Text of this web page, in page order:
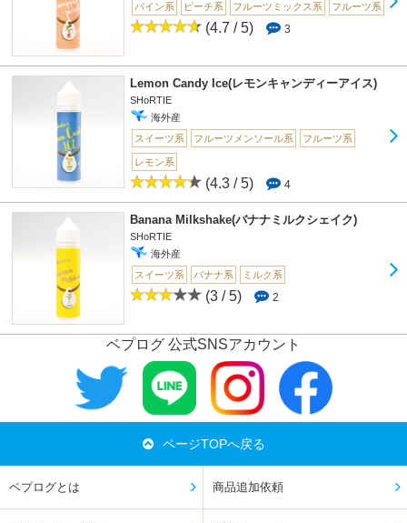
パイン系
ピーチ系 フルーツミックス系 フルーツ系
(4.7 / 5) 3
Lemon Candy Ice(レモンキャンディーアイス)
SHoRTIE
海外産
スイーツ系
フルーツメンソール系 フルーツ系
レモン系
(4.3 / 5) 4
Banana Milkshake(バナナミルクシェイク)
SHoRTIE
海外産
スイーツ系
バナナ系 ミルク系
(3 / 5) 2
ベプログ 公式SNSアカウント
ページTOPへ戻る
ベプログとは 商品追加依頼